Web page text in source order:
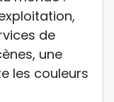
de
une
les couleurs